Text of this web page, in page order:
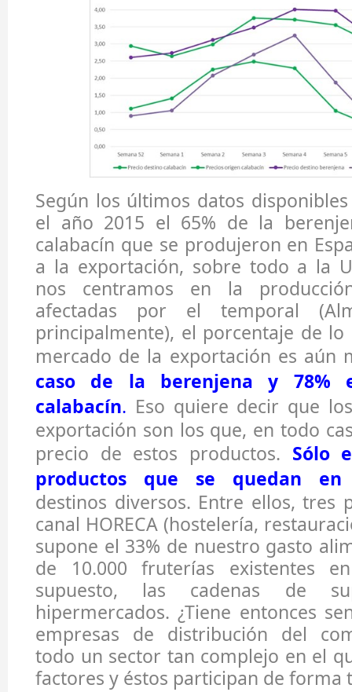
Según los últimos datos
el año 2015 el 65% de la
calabacín que se produjeron en
a la exportación, sobre todo a la
nos centramos en la
afectadas por el temporal
principalmente), el porcentaje de
mercado de la exportación es aún
caso de la berenjena y 78%
calabacín. Eso quiere decir que
exportación son los que, en todo
precio de estos productos. Sólo
productos que se quedan en
destinos diversos. Entre ellos, tres
canal HORECA (hostelería,
supone el 33% de nuestro gasto
de 10.000 fruterías existentes
supuesto, las cadenas de
hipermercados. ¿Tiene entonces
empresas de distribución del
todo un sector tan complejo en el
factores y éstos participan de forma